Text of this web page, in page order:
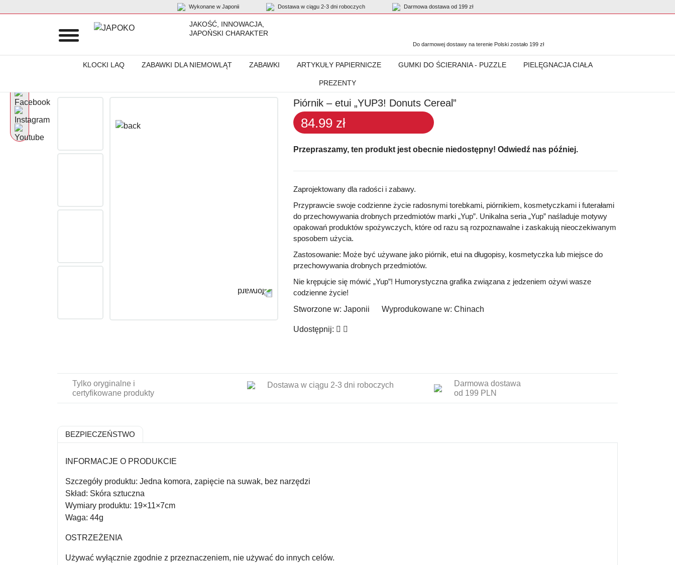
Wykonane w Japonii Dostawa w ciągu 2-3 dni roboczych Darmowa dostawa od 199 zł
JAKOŚĆ, INNOWACJA,
JAPOŃSKI CHARAKTER
Do darmowej dostawy na terenie Polski zostało 199 zł
KLOCKI LAQ ZABAWKI DLA NIEMOWLĄT ZABAWKI ARTYKUŁY PAPIERNICZE GUMKI DO ŚCIERANIA - PUZZLE PIELĘGNACJA CIAŁA
PREZENTY
Piórnik – etui „YUP3! Donuts Cereal”
84.99 zł
Przepraszamy, ten produkt jest obecnie niedostępny! Odwiedź nas później.
Zaprojektowany dla radości i zabawy.
Przyprawcie swoje codzienne życie radosnymi torebkami, piórnikiem, kosmetyczkami i futerałami
do przechowywania drobnych przedmiotów marki „Yup”. Unikalna seria „Yup” naśladuje motywy
opakowań produktów spożywczych, które od razu są rozpoznawalne i zaskakują nieoczekiwanym
sposobem użycia.
Zastosowanie: Może być używane jako piórnik, etui na długopisy, kosmetyczka lub miejsce do
przechowywania drobnych przedmiotów.
Nie krępujcie się mówić „Yup”! Humorystyczna grafika związana z jedzeniem ożywi wasze
codzienne życie!
Stworzone w: Japonii Wyprodukowane w: Chinach
Udostępnij:
Tylko oryginalne i
certyfikowane produkty
Dostawa w ciągu 2-3 dni roboczych
Darmowa dostawa
od 199 PLN
BEZPIECZEŃSTWO
INFORMACJE O PRODUKCIE
Szczegóły produktu: Jedna komora, zapięcie na suwak, bez narzędzi
Skład: Skóra sztuczna
Wymiary produktu: 19×11×7cm
Waga: 44g
OSTRZEŻENIA
Używać wyłącznie zgodnie z przeznaczeniem, nie używać do innych celów.